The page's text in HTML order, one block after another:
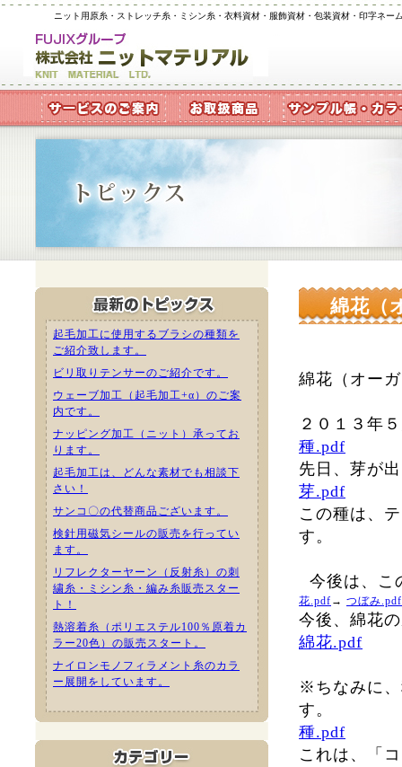
ニット用原糸・ストレッチ糸・ミシン糸・衣料資材・服飾資材・包装資材・印字ネ
起毛加工に使用するブラシの種類を
ご紹介致します。
ビリ取りテンサーのご紹介です。
ウェーブ加工（起毛加工+α）のご案
内です。
ナッピング加工（ニット）承ってお
ります。
起毛加工は、どんな素材でも相談下
さい！
サンコ〇の代替商品ございます。
検針用磁気シールの販売を行ってい
ます。
リフレクターヤーン（反射糸）の刺
繍糸・ミシン糸・編み糸販売スター
ト！
熱溶着糸（ポリエステル100％原着カ
ラー20色）の販売スタート。
ナイロンモノフィラメント糸のカラ
ー展開をしています。
綿花（
綿花（オー
２０１３年
種.pdf
先日、芽が
芽.pdf
この種は、
す。
今後は、こ
花.pdf → つぼみ.pdf
今後、綿花
綿花.pdf
※ちなみに、
す。
種.pdf
これは、「